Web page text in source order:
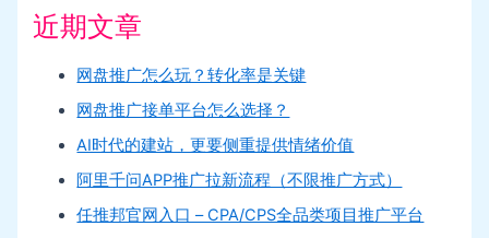
近期文章
网盘推广怎么玩？转化率是关键
网盘推广接单平台怎么选择？
AI时代的建站，更要侧重提供情绪价值
阿里千问APP推广拉新流程（不限推广方式）
任推邦官网入口 – CPA/CPS全品类项目推广平台